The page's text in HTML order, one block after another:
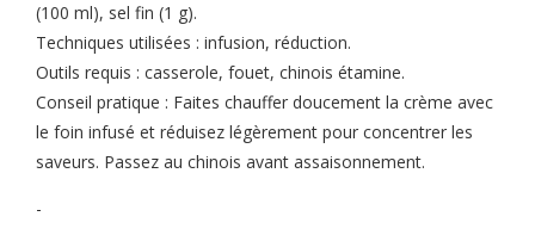
(100 ml), sel fin (1 g).
Techniques utilisées : infusion, réduction.
Outils requis : casserole, fouet, chinois étamine.
Conseil pratique : Faites chauffer doucement la crème avec
le foin infusé et réduisez légèrement pour concentrer les
saveurs. Passez au chinois avant assaisonnement.
-